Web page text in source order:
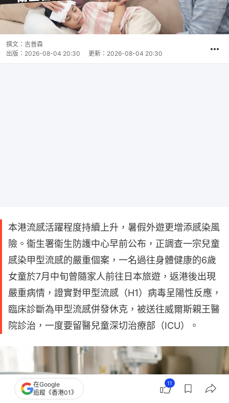
撰文： 吉普森
出版： 2026-08-04 20:30 更新： 2026-08-04 20:30
本港流感活躍程度持續上升，暑假外遊更增添感染風
險。衞生署衞生防護中心早前公布，正調查一宗兒童
感染甲型流感的嚴重個案，一名過往身體健康的6歲
女童於7月中旬曾隨家人前往日本旅遊，返港後出現
嚴重病情，證實對甲型流感（H1）病毒呈陽性反應，
臨床診斷為甲型流感併發休克，被送往威爾斯親王醫
院診治，一度要留醫兒童深切治療部（ICU）。
在Google
追蹤《香港01》
11